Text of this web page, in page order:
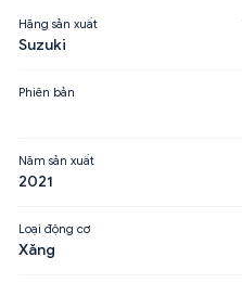
Hãng sản xuất
Suzuki
Phiên bản
Năm sản xuất
2021
Loại động cơ
Xăng